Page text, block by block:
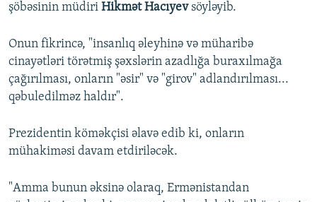
şöbəsinin müdiri Hikmət Hacıyev söyləyib.
Onun fikrincə, "insanlıq əleyhinə və müharibə
cinayətləri törətmiş şəxslərin azadlığa buraxılmağa
çağırılması, onların "əsir" və "girov" adlandırılması...
qəbuledilməz haldır".
Prezidentin köməkçisi əlavə edib ki, onların
mühakiməsi davam etdiriləcək.
"Amma bunun əksinə olaraq, Ermənistandan